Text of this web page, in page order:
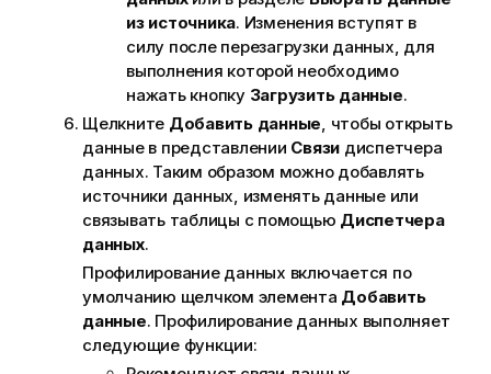
и
н
ф
о
м
а
ц
и
и
из источника. Изменения вступят в
силу после перезагрузки данных, для
выполнения которой необходимо
нажать кнопку Загрузить данные.
Щелкните Добавить данные, чтобы открыть
данные в представлении Связи диспетчера
данных. Таким образом можно добавлять
источники данных, изменять данные или
связывать таблицы с помощью Диспетчера
данных.
Профилирование данных включается по
умолчанию щелчком элемента Добавить
данные. Профилирование данных выполняет
следующие функции: